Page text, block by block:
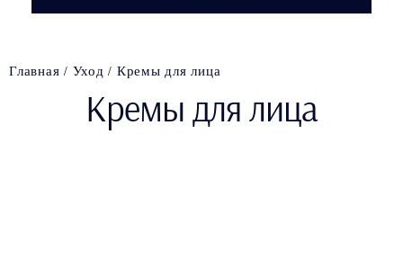
Главная Уход Кремы для лица
Кремы для лица